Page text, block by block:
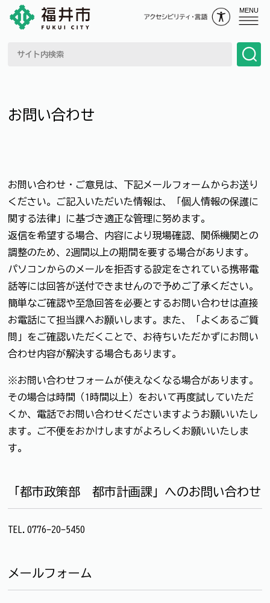
MENU
お問い合わせ
お問い合わせ・ご意見は、下記メールフォームからお送り
ください。ご記入いただいた情報は、「個人情報の保護に
関する法律」に基づき適正な管理に努めます。
返信を希望する場合、内容により現場確認、関係機関との
調整のため、2週間以上の期間を要する場合があります。
パソコンからのメールを拒否する設定をされている携帯電
話等には回答が送付できませんので予めご了承ください。
簡単なご確認や至急回答を必要とするお問い合わせは直接
お電話にて担当課へお願いします。また、「よくあるご質
問」をご確認いただくことで、お待ちいただかずにお問い
合わせ内容が解決する場合もあります。
※お問い合わせフォームが使えなくなる場合があります。
その場合は時間（1時間以上）をおいて再度試していただ
くか、電話でお問い合わせくださいますようお願いいたし
ます。ご不便をおかけしますがよろしくお願いいたしま
す。
「都市政策部 都市計画課」へのお問い合わせ
TEL.0776-20-5450
メールフォーム